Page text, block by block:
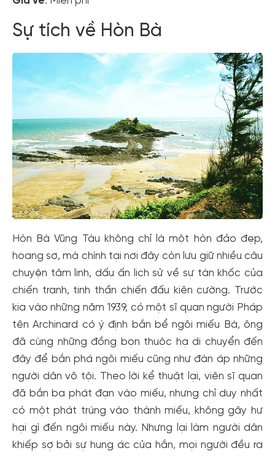
Sự tích về Hòn Bà
Hòn Bà Vũng Tàu không chỉ là một hòn đảo đẹp,
hoang sơ, mà chính tại nơi đây còn lưu giữ nhiều câu
chuyện tâm linh, dấu ấn lịch sử về sự tàn khốc của
chiến tranh, tinh thần chiến đấu kiên cường. Trước
kia vào những năm 1939, có một sĩ quan người Pháp
tên Archinard có ý định bắn bể ngôi miếu Bà, ông
đã cùng những đồng bọn thuộc hạ di chuyển đến
đây để bắn phá ngôi miếu cũng như đàn áp những
người dân vô tội. Theo lời kể thuật lại, viên sĩ quan
đã bắn ba phát đạn vào miếu, nhưng chỉ duy nhất
có một phát trúng vào thành miếu, không gây hư
hại gì đến ngôi miếu này. Nhưng lại làm người dân
khiếp sợ bởi sự hung ác của hắn, mọi người đều ra